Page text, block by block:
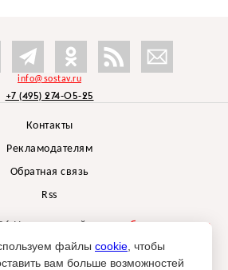
info@sostav.ru
+7 (495) 274-05-25
Контакты
Рекламодателям
Обратная связь
Rss
Независимый проектбрендингового
агентства Depot
Sostav.ru допустимо только при
файлы cookie , чтобы
вам больше возможностей